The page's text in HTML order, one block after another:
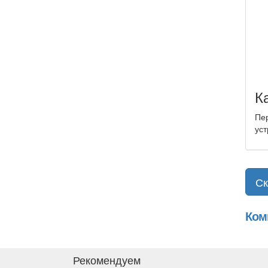
Рекомендуем